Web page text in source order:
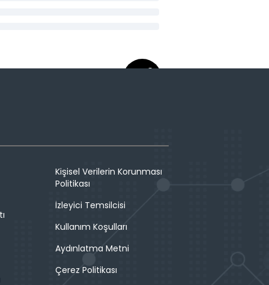
Kişisel Verilerin Korunması
Politikası
İzleyici Temsilcisi
Kullanım Koşulları
Aydınlatma Metni
Çerez Politikası